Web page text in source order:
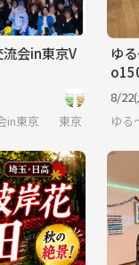
会in東京V
in東京
東京
ゆ
8/
ゆる